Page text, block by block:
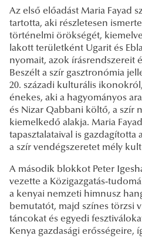
Az első előadást Maria Fayad
tartotta, aki részletesen
történelmi örökségét,
lakott területként Ugarit és
nyomait, azok írásrendszereit
Beszélt a szír gasztronómia
20. századi kulturális
énekes, aki a hagyományos
és Nizar Qabbani költő, a szír
kiemelkedő alakja. Maria
tapasztalataival is gazdagította
a szír vendégszeretet mély
A második blokkot Peter
vezette a Közigazgatás-
a kenyai nemzeti himnusz
bemutatót, majd színes törzsi
táncokat és egyedi
Kenya gazdasági erősségeire,